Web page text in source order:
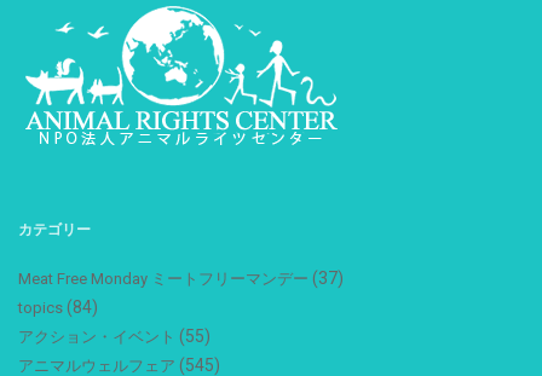
カテゴリー
Meat Free Monday ミートフリーマンデー (37)
topics (84)
アクション・イベント (55)
アニマルウェルフェア (545)